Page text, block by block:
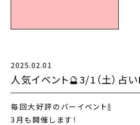
CONTACT
2025.02.01
人気イベント🔮3/1（土）占
毎回大好評のバーイベント🍾
3月も開催します！